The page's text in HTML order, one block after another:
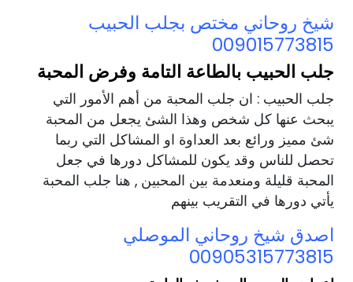
شيخ روحاني مختص بجلب الحبيب
009015773815
جلب الحبيب بالطاعة التامة وفرض المحبة
جلب الحبيب : ان جلب المحبة من أهم الأمور التي
يبحث عنها كل شخص وهذا الشئ يجعل من المحبة
شئ مميز ورائع بعد العداوة او المشاكل التي ربما
تحصل للناس وقد يكون للمشاكل دورها في جعل
المحبة قليلة ومنعدمة بين المحبين , هنا جلب المحبة
يأتي دورها في التقريب بينهم
اصدق شيخ روحاني الموصلي
00905315773815